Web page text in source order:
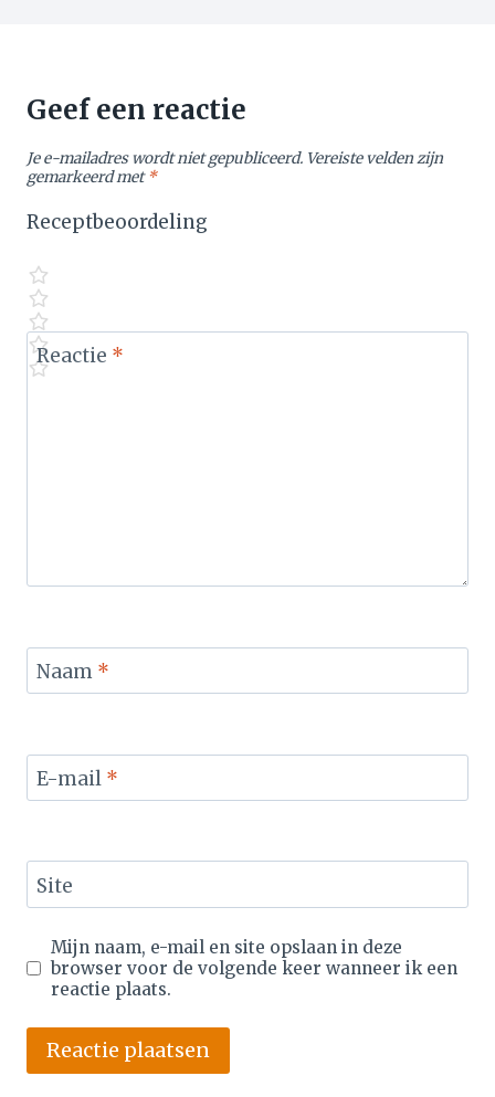
Geef een reactie
Je e-mailadres wordt niet gepubliceerd. Vereiste velden zijn
gemarkeerd met*
Receptbeoordeling
Reactie *
Naam *
E-mail *
Site
Mijn naam, e-mail en site opslaan in deze
browser voor de volgende keer wanneer ik een
reactie plaats.